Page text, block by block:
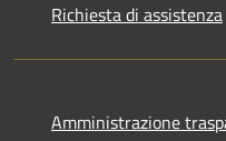
Richiesta di assistenza
Amministrazione